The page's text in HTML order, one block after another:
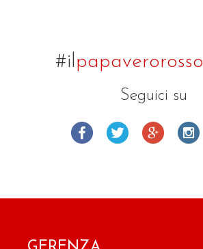
#ilpapaverorosso
Seguici su